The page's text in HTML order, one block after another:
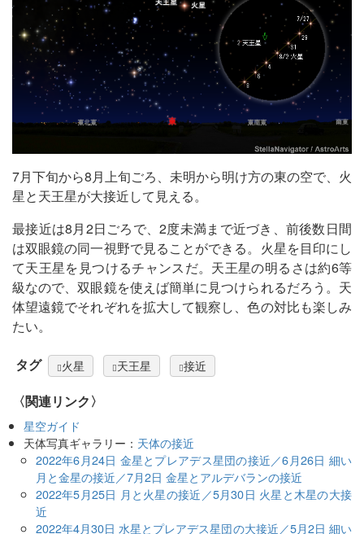
7月下旬から8月上旬ごろ、未明から明け方の東の空で、火
星と天王星が大接近して見える。
最接近は8月2日ごろで、2度未満まで近づき、前後数日間
は双眼鏡の同一視野で見ることができる。火星を目印にし
て天王星を見つけるチャンスだ。天王星の明るさは約6等
級なので、双眼鏡を使えば簡単に見つけられるだろう。天
体望遠鏡でそれぞれを拡大して観察し、色の対比も楽しみ
たい。
タグ 火星 天王星 接近
〈関連リンク〉
星空ガイド
天体写真ギャラリー： 天体の接近
2022年6月24日 金星とプレアデス星団の接近／6月26日 細い
月と金星の接近／7月2日 金星とアルデバランの接近
2022年5月25日 月と火星の接近／5月30日 火星と木星の大接
近
2022年4月30日 水星とプレアデス星団の大接近／5月2日 細い